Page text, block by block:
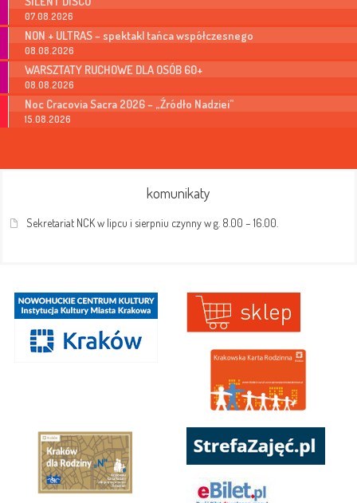
07.08.2026
NON + ULTRAS – spektakl tańca współczesnego
08.08.2026
WARSZTATY RUCHOWE DLA OSÓB 60+
08.08.2026
Noc Cracovia Sacra 2026 – „Źródło Nadziei”
15.08.2026
komunikaty
Sekretariat NCK w lipcu i sierpniu czynny w g. 8.00 – 16.00.